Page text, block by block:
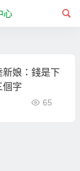
心
娘：錢是下
個字
65